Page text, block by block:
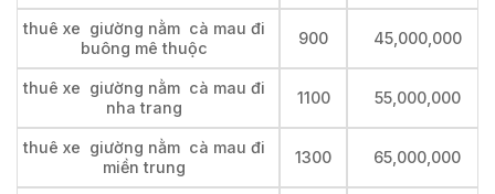
thuê xe giường nằm cà mau đi
buông mê thuộc
900 45,000,000
thuê xe giường nằm cà mau đi
nha trang
1100 55,000,000
thuê xe giường nằm cà mau đi
miền trung
1300 65,000,000